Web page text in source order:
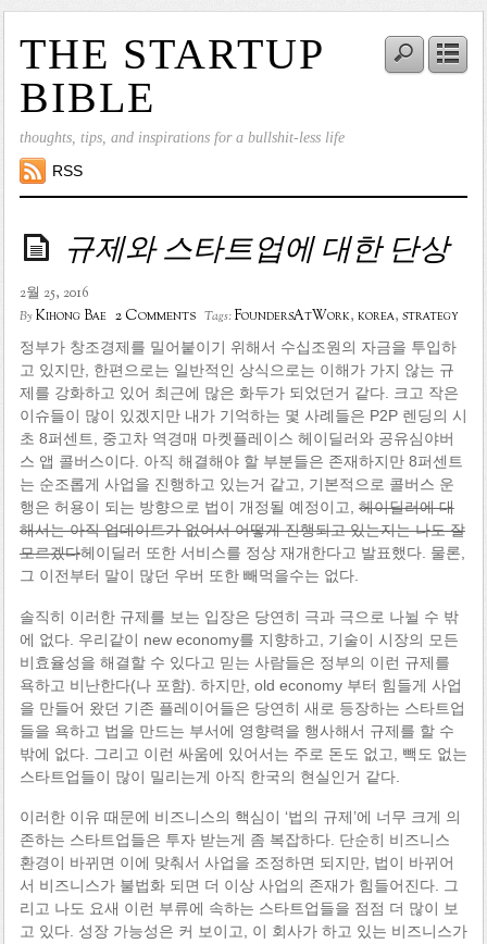
THE STARTUP
BIBLE
thoughts, tips, and inspirations for a bullshit-less life
RSS
규제와 스타트업에 대한 단상
2월 25, 2016
ByKihong Bae 2 Comments Tags:FoundersAtWork, korea, strategy
정부가 창조경제를 밀어붙이기 위해서 수십조원의 자금을 투입하
고 있지만, 한편으로는 일반적인 상식으로는 이해가 가지 않는 규
제를 강화하고 있어 최근에 많은 화두가 되었던거 같다. 크고 작은
이슈들이 많이 있겠지만 내가 기억하는 몇 사례들은 P2P 렌딩의 시
초 8퍼센트, 중고차 역경매 마켓플레이스 헤이딜러와 공유심야버
스 앱 콜버스이다. 아직 해결해야 할 부분들은 존재하지만 8퍼센트
는 순조롭게 사업을 진행하고 있는거 같고, 기본적으로 콜버스 운
행은 허용이 되는 방향으로 법이 개정될 예정이고, 헤이딜러에 대
해서는 아직 업데이트가 없어서 어떻게 진행되고 있는지는 나도 잘
모르겠다헤이딜러 또한 서비스를 정상 재개한다고 발표했다. 물론,
그 이전부터 말이 많던 우버 또한 빼먹을수는 없다.
솔직히 이러한 규제를 보는 입장은 당연히 극과 극으로 나뉠 수 밖
에 없다. 우리같이 new economy를 지향하고, 기술이 시장의 모든
비효율성을 해결할 수 있다고 믿는 사람들은 정부의 이런 규제를
욕하고 비난한다(나 포함). 하지만, old economy 부터 힘들게 사업
을 만들어 왔던 기존 플레이어들은 당연히 새로 등장하는 스타트업
들을 욕하고 법을 만드는 부서에 영향력을 행사해서 규제를 할 수
밖에 없다. 그리고 이런 싸움에 있어서는 주로 돈도 없고, 빽도 없는
스타트업들이 많이 밀리는게 아직 한국의 현실인거 같다.
이러한 이유 때문에 비즈니스의 핵심이 ‘법의 규제’에 너무 크게 의
존하는 스타트업들은 투자 받는게 좀 복잡하다. 단순히 비즈니스
환경이 바뀌면 이에 맞춰서 사업을 조정하면 되지만, 법이 바뀌어
서 비즈니스가 불법화 되면 더 이상 사업의 존재가 힘들어진다. 그
리고 나도 요새 이런 부류에 속하는 스타트업들을 점점 더 많이 보
고 있다. 성장 가능성은 커 보이고, 이 회사가 하고 있는 비즈니스가